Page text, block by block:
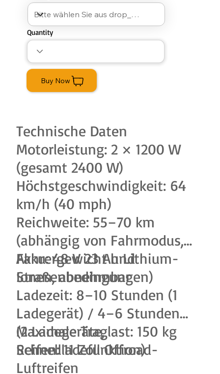
Quantity
Buy Now
Technische Daten
Motorleistung: 2 × 1200 W
(gesamt 2400 W)
Höchstgeschwindigkeit: 64
km/h (40 mph)
Reichweite: 55–70 km
(abhängig von Fahrmodus,
Fahrergewicht und
Straßenbedingungen)
Akku: 48 V 23 Ah Lithium-
Ionen, abnehmbar
Ladezeit: 8–10 Stunden (1
Ladegerät) / 4–6 Stunden
(2 Ladegeräte,
Schnellladefunktion)
Maximale Traglast: 150 kg
Reifen: 11 Zoll Offroad-
Luftreifen